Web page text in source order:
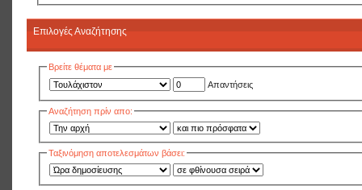
Επιλογές Αναζήτησης
Βρείτε θέματα με
Απαντήσεις
Αναζήτηση πρίν απο:
Ταξινόμηση αποτελεσμάτων βάσει: